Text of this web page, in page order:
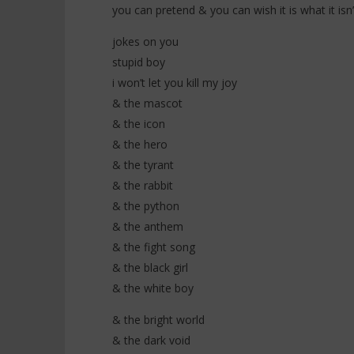
you can pretend & you can wish it is what it
jokes on you
stupid boy
i won’t let you kill my joy
& the mascot
& the icon
& the hero
& the tyrant
& the rabbit
& the python
& the anthem
& the fight song
& the black girl
& the white boy
& the bright world
& the dark void